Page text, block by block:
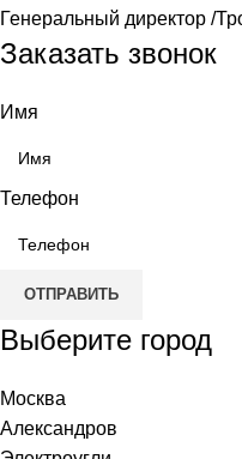
Генеральный директор /
Заказать звонок
Имя
Телефон
ОТПРАВИТЬ
Выберите город
Москва
Александров